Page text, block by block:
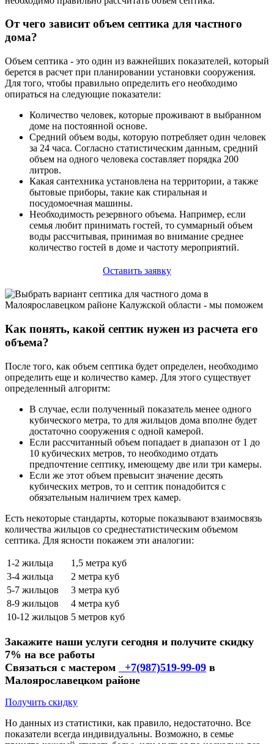
От чего зависит объем септика для частного
дома?
Объем септика - это один из важнейших показателей, который
берется в расчет при планировании установки сооружения.
Для того, чтобы правильно определить его необходимо
опираться на следующие показатели:
Количество человек, которые проживают в выбранном
доме на постоянной основе.
Средний объем воды, которую потребляет один человек
за 24 часа. Согласно статистическим данным, средний
объем на одного человека составляет порядка 200
литров.
Какая сантехника установлена на территории, а также
бытовые приборы, такие как стиральная и
посудомоечная машины.
Необходимость резервного объема. Например, если
семья любит принимать гостей, то суммарный объем
воды рассчитывая, принимая во внимание среднее
количество гостей в доме и частоту мероприятий.
Оставить заявку
Как понять, какой септик нужен из расчета его
объема?
После того, как объем септика будет определен, необходимо
определить еще и количество камер. Для этого существует
определенный алгоритм:
В случае, если полученный показатель менее одного
кубического метра, то для жильцов дома вполне будет
достаточно сооружения с одной камерой.
Если рассчитанный объем попадает в диапазон от 1 до
10 кубических метров, то необходимо отдать
предпочтение септику, имеющему две или три камеры.
Если же этот объем превысит значение десять
кубических метров, то и септик понадобится с
обязательным наличием трех камер.
Есть некоторые стандарты, которые показывают взаимосвязь
количества жильцов со среднестатистическим объемом
септика. Для ясности покажем эти аналогии:
1-2 жильца
1,5 метра куб
3-4 жильца
2 метра куб
5-7 жильцов
3 метра куб
8-9 жильцов
4 метра куб
10-12 жильцов 5 метров куб
Закажите наши услуги сегодня и получите скидку
7% на все работы
Связаться с мастером
+7(987)519-99-09 в
Малоярославецком районе
Получить скидку
Но данных из статистики, как правило, недостаточно. Все
показатели всегда индивидуальны. Возможно, в семье